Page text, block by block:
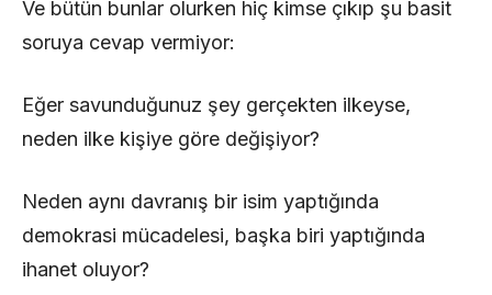
Ve bütün bunlar olurken hiç kimse çıkıp şu basit
soruya cevap vermiyor:
Eğer savunduğunuz şey gerçekten ilkeyse,
neden ilke kişiye göre değişiyor?
Neden aynı davranış bir isim yaptığında
demokrasi mücadelesi, başka biri yaptığında
ihanet oluyor?